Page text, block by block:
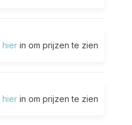
hierin om prijzen te zien
hierin om prijzen te zien